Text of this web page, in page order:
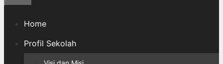
Home
Profil Sekolah